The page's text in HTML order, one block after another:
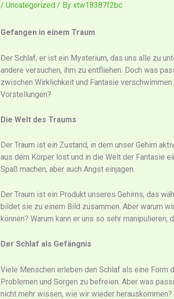
/ Uncategorized / By xtw18387f2bc
Gefangen in einem Traum
Der Schlaf, er ist ein Mysterium, das uns alle zu
andere versuchen, ihm zu entfliehen. Doch was
zwischen Wirklichkeit und Fantasie
Vorstellungen?
Die Welt des Traums
Der Traum ist ein Zustand, in dem unser Gehirn
aus dem Körper löst und in die Welt der Fantasie
Spaß machen, aber auch Angst einjagen.
Der Traum ist ein Produkt unseres Gehirns, das
bildet sie zu einem Bild zusammen. Aber warum
können? Warum kann er uns so sehr
Der Schlaf als Gefängnis
Viele Menschen erleben den Schlaf als eine Form
Problemen und Sorgen zu befreien. Aber was
nicht mehr wissen, wie wir wieder herauskommen?